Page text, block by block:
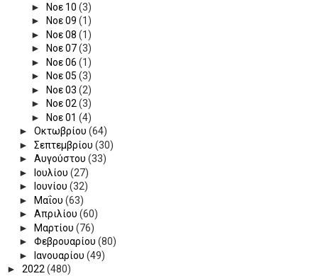
►
Νοε 10 (3)
►
Νοε 09 (1)
►
Νοε 08 (1)
►
Νοε 07(3)
►
Νοε 06 (1)
►
Νοε 05 (3)
►
Νοε 03 (2)
►
Νοε 02(3)
►
Νοε 01 (4)
► Οκτωβρίου (64)
► Σεπτεμβρίου (30)
► Αυγούστου (33)
►
Ιουλίου (27)
►
Ιουνίου (32)
►
Μαΐου (63)
► Απριλίου (60)
►
Μαρτίου (76)
► Φεβρουαρίου (80)
►
Ιανουαρίου (49)
► 2022(480)